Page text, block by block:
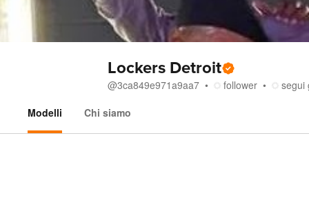
Lockers Detroit
@3ca849e971a9aa7 follower
segui
Modelli
Chi siamo